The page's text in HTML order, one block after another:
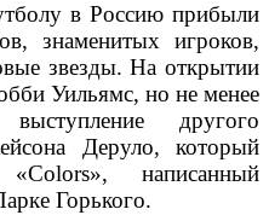
в Россию прибыли
знаменитых игроков,
звезды. На открытии
Уильямс, но не менее
другого
Деруло, который
написанный
Горького.